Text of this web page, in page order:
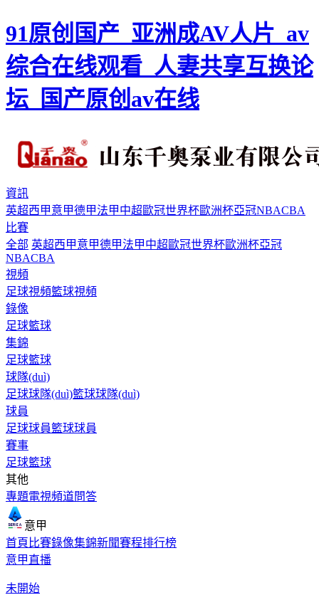
91原创国产_亚洲成AV人片_av
综合在线观看_人妻共享互换论
坛_国产原创av在线
資訊
英超西甲意甲德甲法甲中超歐冠世界杯歐洲杯亞冠NBACBA
比賽
全部 英超西甲意甲德甲法甲中超歐冠世界杯歐洲杯亞冠
NBACBA
視頻
足球視頻籃球視頻
錄像
足球籃球
集錦
足球籃球
球隊(duì)
足球球隊(duì)籃球球隊(duì)
球員
足球球員籃球球員
賽事
足球籃球
其他
專題電視頻道問答
意甲
首頁 比賽錄像集錦新聞賽程排行榜
意甲直播
未開始